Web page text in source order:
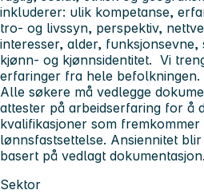
inkluderer: ulik kompetanse,
tro- og livssyn, perspektiv,
interesser, alder,
kjønn- og kjønnsidentitet. Vi
erfaringer fra hele befolkningen.
Alle søkere må vedlegge
attester på arbeidserfaring for å
kvalifikasjoner som
lønnsfastsettelse. Ansiennitet
basert på vedlagt dokumentasjon.
Sektor